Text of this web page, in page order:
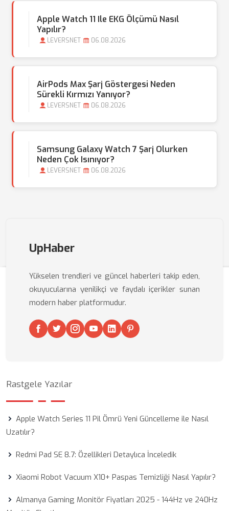
Apple Watch 11 Ile EKG Ölçümü Nasıl
Yapılır?
LEVERSNET 06.08.2026
AirPods Max Şarj Göstergesi Neden
Sürekli Kırmızı Yanıyor?
LEVERSNET 06.08.2026
Samsung Galaxy Watch 7 Şarj Olurken
Neden Çok Isınıyor?
LEVERSNET 06.08.2026
UpHaber
Yükselen trendleri ve güncel haberleri takip eden,
okuyucularına yenilikçi ve faydalı içerikler sunan
modern haber platformudur.
Rastgele Yazılar
Apple Watch Series 11 Pil Ömrü Yeni Güncelleme ile Nasıl
Uzatılır?
Redmi Pad SE 8.7: Özellikleri Detaylıca İnceledik
Xiaomi Robot Vacuum X10+ Paspas Temizliği Nasıl Yapılır?
Almanya Gaming Monitör Fiyatları 2025 - 144Hz ve 240Hz